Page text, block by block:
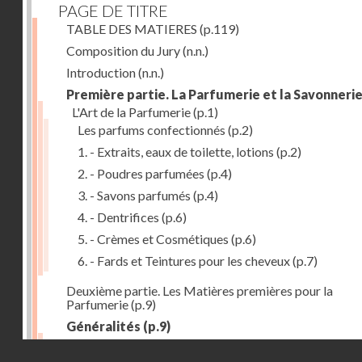
PAGE DE TITRE
TABLE DES MATIERES (p.119)
Composition du Jury(n.n.)
Introduction(n.n.)
Première partie. La Parfumerie et la Savonnerie
L'Art de la Parfumerie(p.1)
Les parfums confectionnés (p.2)
1. - Extraits, eaux de toilette, lotions (p.2)
2. - Poudres parfumées (p.4)
3. - Savons parfumés (p.4)
4. - Dentrifices (p.6)
5. - Crèmes et Cosmétiques (p.6)
6. - Fards et Teintures pour les cheveux(p.7)
Deuxième partie. Les Matières premières pour la
Parfumerie(p.9)
Généralités (p.9)
Les parfums naturels(p.10)